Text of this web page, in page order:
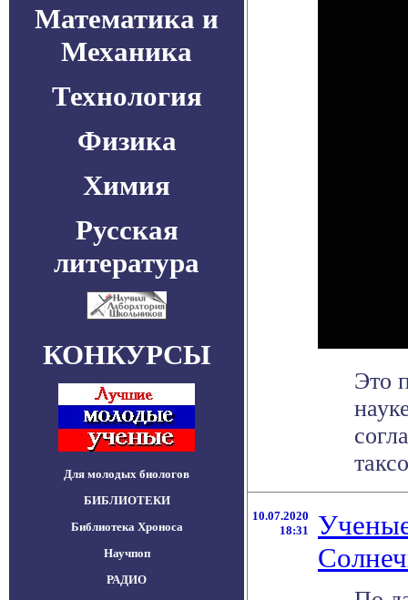
Математика и
Механика
Технология
Физика
Химия
Русская
литература
КОНКУРСЫ
Для молодых биологов
БИБЛИОТЕКИ
Библиотека Хроноса
Научпоп
РАДИО
Это
10.07.2020
18:31